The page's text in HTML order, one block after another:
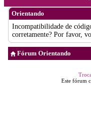
Orientando
Incompatibilidade de
corretamente? Por favor,
Fórum Orientando
Este fórum